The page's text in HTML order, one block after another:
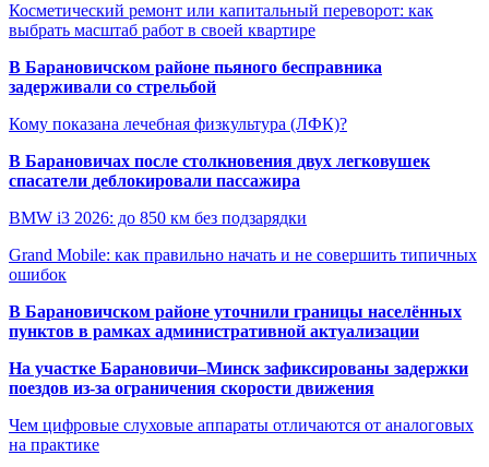
Косметический ремонт или капитальный переворот: как
выбрать масштаб работ в своей квартире
В Барановичском районе пьяного бесправника
задерживали со стрельбой
Кому показана лечебная физкультура (ЛФК)?
В Барановичах после столкновения двух легковушек
спасатели деблокировали пассажира
BMW i3 2026: до 850 км без подзарядки
Grand Mobile: как правильно начать и не совершить типичных
ошибок
В Барановичском районе уточнили границы населённых
пунктов в рамках административной актуализации
На участке Барановичи–Минск зафиксированы задержки
поездов из-за ограничения скорости движения
Чем цифровые слуховые аппараты отличаются от аналоговых
на практике